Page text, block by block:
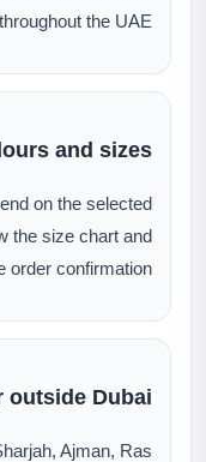
the UAE.
and sizes?
on the selected
the size chart and
order confirmation.
Dubai?
Ajman, Ras